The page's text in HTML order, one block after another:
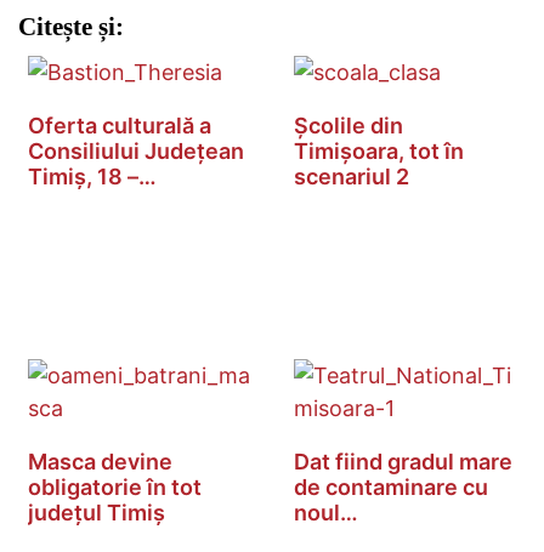
Citește și:
Oferta culturală a
Consiliului Județean
Timiș, 18 –…
Școlile din
Timișoara, tot în
scenariul 2
Masca devine
obligatorie în tot
județul Timiș
Dat fiind gradul mare
de contaminare cu
noul…